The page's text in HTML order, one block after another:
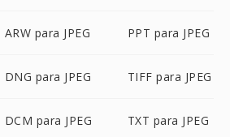
ARW para JPEG PPT para JPEG
DNG para JPEG TIFF para JPEG
DCM para JPEG TXT para JPEG